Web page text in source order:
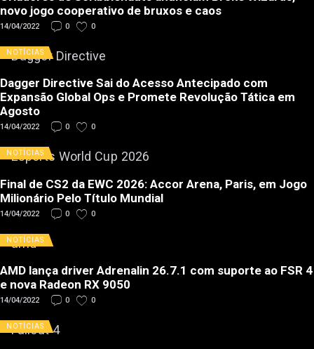
novo jogo cooperativo de bruxos e caos
14/04/2022 0 0
NOTÍCIAS
Dagger Directive Sai do Acesso Antecipado com
Expansão Global Ops e Promete Revolução Tática em
Agosto
14/04/2022 0 0
NOTÍCIAS
Final de CS2 da EWC 2026: Accor Arena, Paris, em Jogo
Milionário Pelo Título Mundial
14/04/2022 0 0
NOTÍCIAS
AMD lança driver Adrenalin 26.7.1 com suporte ao FSR 4
e nova Radeon RX 9050
14/04/2022 0 0
NOTÍCIAS